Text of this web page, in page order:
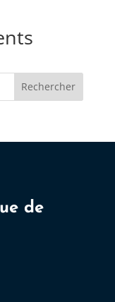
Rechercher
de